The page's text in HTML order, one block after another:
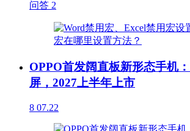
问答 2
OPPO首发阔直板新形态手机
屏，2027上半年上市
8 07.22